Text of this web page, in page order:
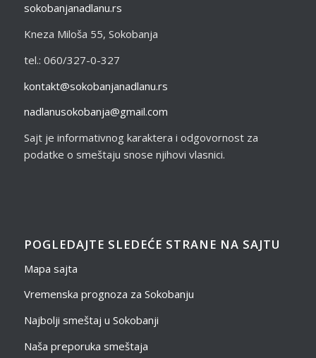
sokobanjanadlanu.rs
Kneza Miloša 55, Sokobanja
tel.: 060/327-0-327
kontakt@sokobanjanadlanu.rs
nadlanusokobanja@gmail.com
Sajt je informativnog karaktera i odgovornost za
podatke o smeštaju snose njihovi vlasnici.
POGLEDAJTE SLEDEĆE STRANE NA SAJTU
Mapa sajta
Vremenska prognoza za Sokobanju
Najbolji smeštaj u Sokobanji
Naša preporuka smeštaja